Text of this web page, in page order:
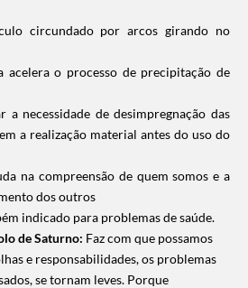
circundado por arcos girando no
acelera o processo de precipitação de
necessidade de desimpregnação das
a realização material antes do uso do
na compreensão de quem somos e a
dos outros
indicado para problemas de saúde.
de Saturno: Faz com que possamos
e responsabilidades, os problemas
se tornam leves. Porque